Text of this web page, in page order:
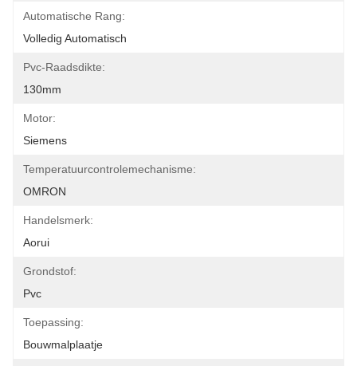
Automatische Rang:
Volledig Automatisch
Pvc-Raadsdikte:
130mm
Motor:
Siemens
Temperatuurcontrolemechanisme:
OMRON
Handelsmerk:
Aorui
Grondstof:
Pvc
Toepassing:
Bouwmalplaatje